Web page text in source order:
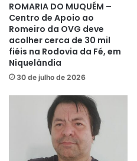
ROMARIA DO MUQUÉM –
Centro de Apoio ao
Romeiro da OVG deve
acolher cerca de 30 mil
fiéis na Rodovia da Fé, em
Niquelândia
30 de julho de 2026